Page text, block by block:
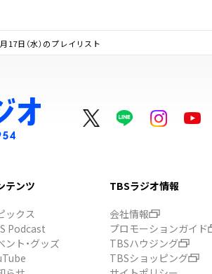
17日（水）のプレイリスト
テンツ
ックス
Podcast
ント・グッズ
TBSラジオ情報
会社情報
プロモーションガイド
TBSハウジング
TBSショッピング